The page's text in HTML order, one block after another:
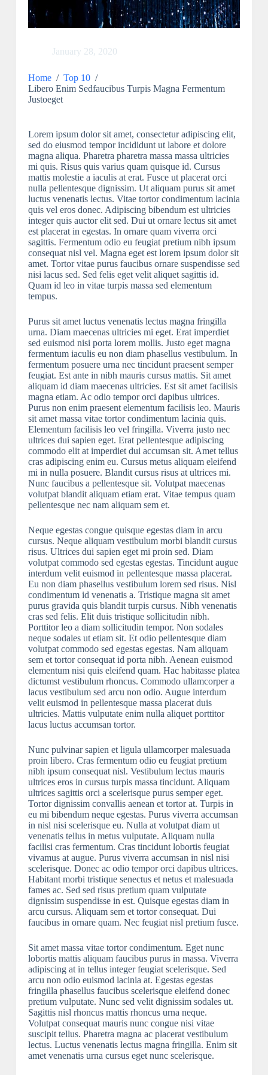
January 28, 2020
Home / Top 10 /
Libero Enim Sedfaucibus Turpis Magna Fermentum
Justoeget
Lorem ipsum dolor sit amet, consectetur adipiscing elit,
sed do eiusmod tempor incididunt ut labore et dolore
magna aliqua. Pharetra pharetra massa massa ultricies
mi quis. Risus quis varius quam quisque id. Cursus
mattis molestie a iaculis at erat. Fusce ut placerat orci
nulla pellentesque dignissim. Ut aliquam purus sit amet
luctus venenatis lectus. Vitae tortor condimentum lacinia
quis vel eros donec. Adipiscing bibendum est ultricies
integer quis auctor elit sed. Dui ut ornare lectus sit amet
est placerat in egestas. In ornare quam viverra orci
sagittis. Fermentum odio eu feugiat pretium nibh ipsum
consequat nisl vel. Magna eget est lorem ipsum dolor sit
amet. Tortor vitae purus faucibus ornare suspendisse sed
nisi lacus sed. Sed felis eget velit aliquet sagittis id.
Quam id leo in vitae turpis massa sed elementum
tempus.
Purus sit amet luctus venenatis lectus magna fringilla
urna. Diam maecenas ultricies mi eget. Erat imperdiet
sed euismod nisi porta lorem mollis. Justo eget magna
fermentum iaculis eu non diam phasellus vestibulum. In
fermentum posuere urna nec tincidunt praesent semper
feugiat. Est ante in nibh mauris cursus mattis. Sit amet
aliquam id diam maecenas ultricies. Est sit amet facilisis
magna etiam. Ac odio tempor orci dapibus ultrices.
Purus non enim praesent elementum facilisis leo. Mauris
sit amet massa vitae tortor condimentum lacinia quis.
Elementum facilisis leo vel fringilla. Viverra justo nec
ultrices dui sapien eget. Erat pellentesque adipiscing
commodo elit at imperdiet dui accumsan sit. Amet tellus
cras adipiscing enim eu. Cursus metus aliquam eleifend
mi in nulla posuere. Blandit cursus risus at ultrices mi.
Nunc faucibus a pellentesque sit. Volutpat maecenas
volutpat blandit aliquam etiam erat. Vitae tempus quam
pellentesque nec nam aliquam sem et.
Neque egestas congue quisque egestas diam in arcu
cursus. Neque aliquam vestibulum morbi blandit cursus
risus. Ultrices dui sapien eget mi proin sed. Diam
volutpat commodo sed egestas egestas. Tincidunt augue
interdum velit euismod in pellentesque massa placerat.
Eu non diam phasellus vestibulum lorem sed risus. Nisl
condimentum id venenatis a. Tristique magna sit amet
purus gravida quis blandit turpis cursus. Nibh venenatis
cras sed felis. Elit duis tristique sollicitudin nibh.
Porttitor leo a diam sollicitudin tempor. Non sodales
neque sodales ut etiam sit. Et odio pellentesque diam
volutpat commodo sed egestas egestas. Nam aliquam
sem et tortor consequat id porta nibh. Aenean euismod
elementum nisi quis eleifend quam. Hac habitasse platea
dictumst vestibulum rhoncus. Commodo ullamcorper a
lacus vestibulum sed arcu non odio. Augue interdum
velit euismod in pellentesque massa placerat duis
ultricies. Mattis vulputate enim nulla aliquet porttitor
lacus luctus accumsan tortor.
Nunc pulvinar sapien et ligula ullamcorper malesuada
proin libero. Cras fermentum odio eu feugiat pretium
nibh ipsum consequat nisl. Vestibulum lectus mauris
ultrices eros in cursus turpis massa tincidunt. Aliquam
ultrices sagittis orci a scelerisque purus semper eget.
Tortor dignissim convallis aenean et tortor at. Turpis in
eu mi bibendum neque egestas. Purus viverra accumsan
in nisl nisi scelerisque eu. Nulla at volutpat diam ut
venenatis tellus in metus vulputate. Aliquam nulla
facilisi cras fermentum. Cras tincidunt lobortis feugiat
vivamus at augue. Purus viverra accumsan in nisl nisi
scelerisque. Donec ac odio tempor orci dapibus ultrices.
Habitant morbi tristique senectus et netus et malesuada
fames ac. Sed sed risus pretium quam vulputate
dignissim suspendisse in est. Quisque egestas diam in
arcu cursus. Aliquam sem et tortor consequat. Dui
faucibus in ornare quam. Nec feugiat nisl pretium fusce.
Sit amet massa vitae tortor condimentum. Eget nunc
lobortis mattis aliquam faucibus purus in massa. Viverra
adipiscing at in tellus integer feugiat scelerisque. Sed
arcu non odio euismod lacinia at. Egestas egestas
fringilla phasellus faucibus scelerisque eleifend donec
pretium vulputate. Nunc sed velit dignissim sodales ut.
Sagittis nisl rhoncus mattis rhoncus urna neque.
Volutpat consequat mauris nunc congue nisi vitae
suscipit tellus. Pharetra magna ac placerat vestibulum
lectus. Luctus venenatis lectus magna fringilla. Enim sit
amet venenatis urna cursus eget nunc scelerisque.